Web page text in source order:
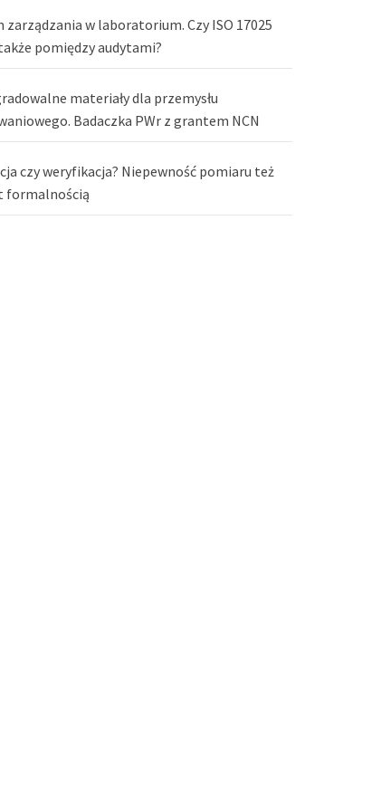
zarządzania w laboratorium. Czy ISO 17025
pomiędzy audytami?
materiały dla przemysłu
Badaczka PWr z grantem NCN
czy weryfikacja? Niepewność pomiaru też
formalnością